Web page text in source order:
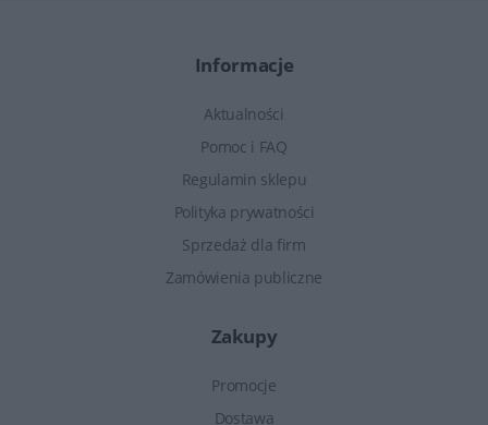
Informacje
Aktualności
Pomoc i FAQ
Regulamin sklepu
Polityka prywatności
Sprzedaż dla firm
Zamówienia publiczne
Zakupy
Promocje
Dostawa